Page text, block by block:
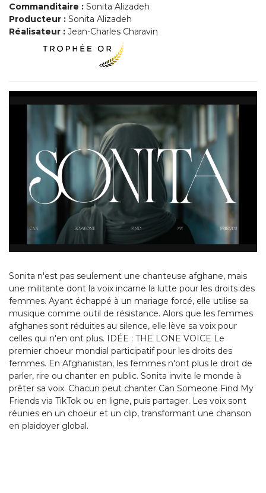
Commanditaire : Sonita Alizadeh
Producteur : Sonita Alizadeh
Réalisateur : Jean-Charles Charavin
Sonita n'est pas seulement une chanteuse afghane, mais
une militante dont la voix incarne la lutte pour les droits des
femmes. Ayant échappé à un mariage forcé, elle utilise sa
musique comme outil de résistance. Alors que les femmes
afghanes sont réduites au silence, elle lève sa voix pour
celles qui n'en ont plus. IDÉE : THE LONE VOICE Le
premier choeur mondial participatif pour les droits des
femmes. En Afghanistan, les femmes n'ont plus le droit de
parler, rire ou chanter en public. Sonita invite le monde à
prêter sa voix. Chacun peut chanter Can Someone Find My
Friends via TikTok ou en ligne, puis partager. Les voix sont
réunies en un choeur et un clip, transformant une chanson
en plaidoyer global.